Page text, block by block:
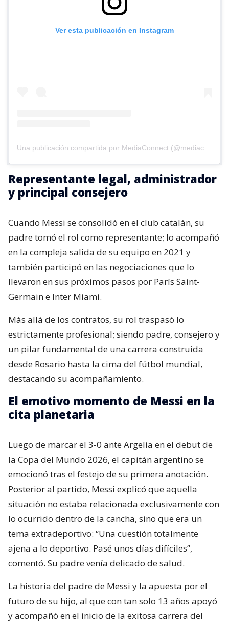
Ver esta publicación en Instagram
Representante legal, administrador
y principal consejero
Cuando Messi se consolidó en el club catalán, su
padre tomó el rol como representante; lo acompañó
en la compleja salida de su equipo en 2021 y
también participó en las negociaciones que lo
llevaron en sus próximos pasos por París Saint-
Germain e Inter Miami.
Más allá de los contratos, su rol traspasó lo
estrictamente profesional; siendo padre, consejero y
un pilar fundamental de una carrera construida
desde Rosario hasta la cima del fútbol mundial,
destacando su acompañamiento.
El emotivo momento de Messi en la
cita planetaria
Luego de marcar el 3-0 ante Argelia en el debut de
la Copa del Mundo 2026, el capitán argentino se
emocionó tras el festejo de su primera anotación.
Posterior al partido, Messi explicó que aquella
situación no estaba relacionada exclusivamente con
lo ocurrido dentro de la cancha, sino que era un
tema extradeportivo: “Una cuestión totalmente
ajena a lo deportivo. Pasé unos días difíciles”,
comentó. Su padre venía delicado de salud.
La historia del padre de Messi y la apuesta por el
futuro de su hijo, al que con tan solo 13 años apoyó
y acompañó en el inicio de la exitosa carrera del